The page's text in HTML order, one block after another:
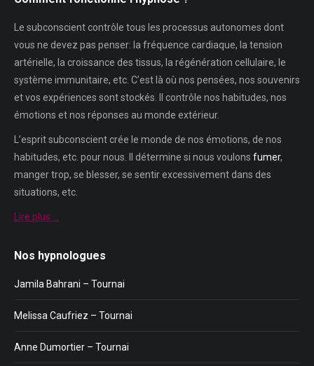
Le subconscient contrôle tous les processus autonomes dont
vous ne devez pas penser: la fréquence cardiaque, la tension
artérielle, la croissance des tissus, la régénération cellulaire, le
système immunitaire, etc. C’est là où nos pensées, nos souvenirs
et vos expériences sont stockés. Il contrôle nos habitudes, nos
émotions et nos réponses au monde extérieur.
L’esprit subconscient crée le monde de nos émotions, de nos
habitudes, etc. pour nous. Il détermine si nous voulons fumer,
manger trop, se blesser, se sentir excessivement dans des
situations, etc.
Lire plus …
Nos hypnologues
Jamila Bahrani – Tournai
Melissa Caufriez – Tournai
Anne Dumortier – Tournai